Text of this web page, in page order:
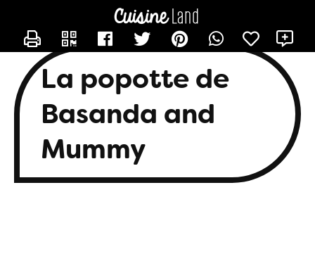
La popotte de
Basanda and
Mummy
CONTACTER BASANDA